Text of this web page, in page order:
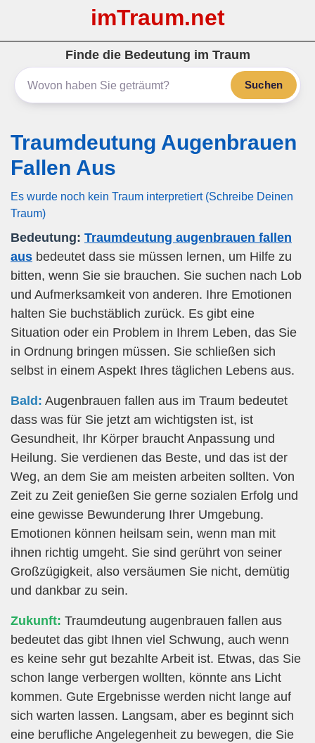
imTraum.net
Finde die Bedeutung im Traum
Suchen
Traumdeutung Augenbrauen
Fallen Aus
Es wurde noch kein Traum interpretiert (Schreibe Deinen
Traum)
Bedeutung: Traumdeutung augenbrauen fallen
aus bedeutet dass sie müssen lernen, um Hilfe zu
bitten, wenn Sie sie brauchen. Sie suchen nach Lob
und Aufmerksamkeit von anderen. Ihre Emotionen
halten Sie buchstäblich zurück. Es gibt eine
Situation oder ein Problem in Ihrem Leben, das Sie
in Ordnung bringen müssen. Sie schließen sich
selbst in einem Aspekt Ihres täglichen Lebens aus.
Bald: Augenbrauen fallen aus im Traum bedeutet
dass was für Sie jetzt am wichtigsten ist, ist
Gesundheit, Ihr Körper braucht Anpassung und
Heilung. Sie verdienen das Beste, und das ist der
Weg, an dem Sie am meisten arbeiten sollten. Von
Zeit zu Zeit genießen Sie gerne sozialen Erfolg und
eine gewisse Bewunderung Ihrer Umgebung.
Emotionen können heilsam sein, wenn man mit
ihnen richtig umgeht. Sie sind gerührt von seiner
Großzügigkeit, also versäumen Sie nicht, demütig
und dankbar zu sein.
Zukunft: Traumdeutung augenbrauen fallen aus
bedeutet das gibt Ihnen viel Schwung, auch wenn
es keine sehr gut bezahlte Arbeit ist. Etwas, das Sie
schon lange verbergen wollten, könnte ans Licht
kommen. Gute Ergebnisse werden nicht lange auf
sich warten lassen. Langsam, aber es beginnt sich
eine berufliche Angelegenheit zu bewegen, die Sie